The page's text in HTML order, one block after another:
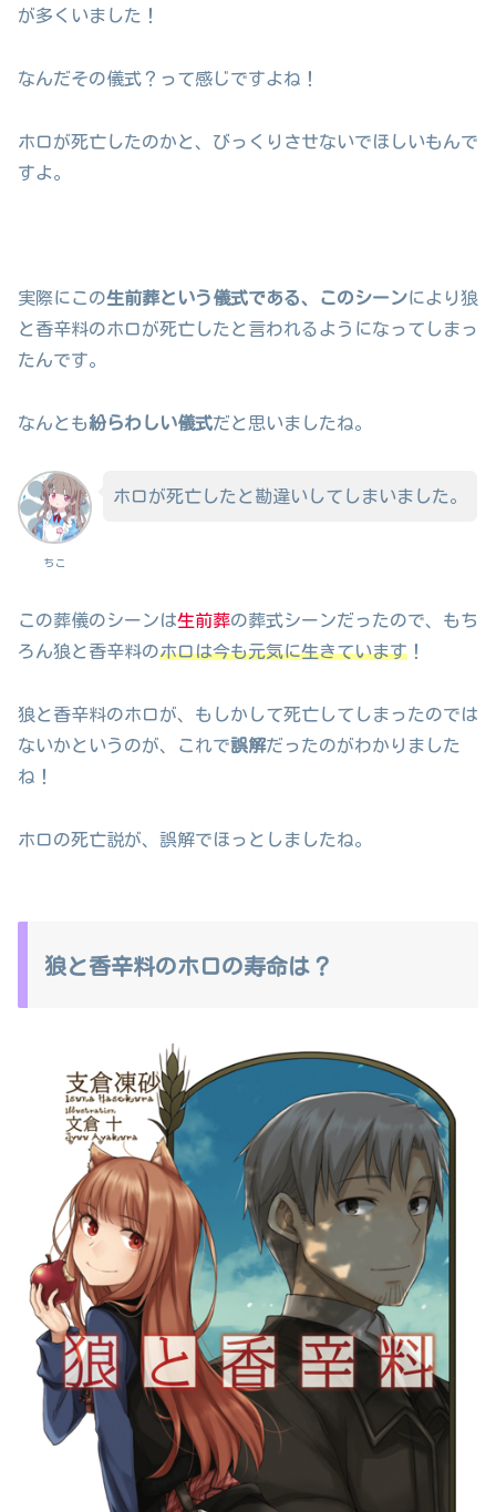
が多くいました！
なんだその儀式？って感じですよね！
ホロが死亡したのかと、びっくりさせないでほしいもんで
すよ。
実際にこの生前葬という儀式である、このシーンにより狼
と香辛料のホロが死亡したと言われるようになってしまっ
たんです。
なんとも紛らわしい儀式だと思いましたね。
ちこ
ホロが死亡したと勘違いしてしまいました。
この葬儀のシーンは生前葬の葬式シーンだったので、もち
ろん狼と香辛料のホロは今も元気に生きています ！
狼と香辛料のホロが、もしかして死亡してしまったのでは
ないかというのが、これで誤解だったのがわかりました
ね！
ホロの死亡説が、誤解でほっとしましたね。
狼と香辛料のホロの寿命は？